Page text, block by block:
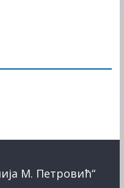
М. Петровић“